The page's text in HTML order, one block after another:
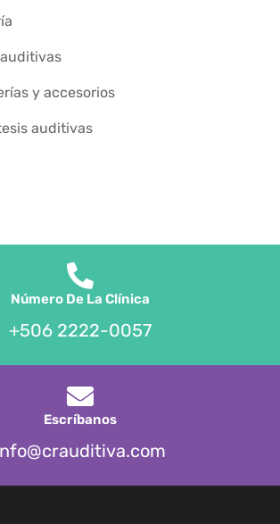
y accesorios
auditivas
Número De La Clínica
+506 2222-0057
Escríbanos